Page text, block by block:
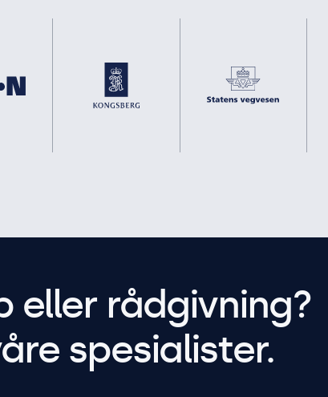
eller rådgivning?
spesialister.